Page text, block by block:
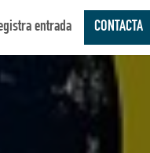
entrada CONTACTA